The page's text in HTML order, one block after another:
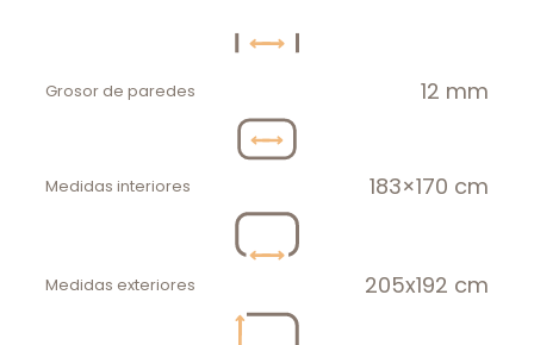
Grosor de paredes 12 mm
Medidas interiores 183×170 cm
Medidas exteriores 205x192 cm